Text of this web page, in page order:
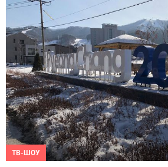
ТВ-ШОУ